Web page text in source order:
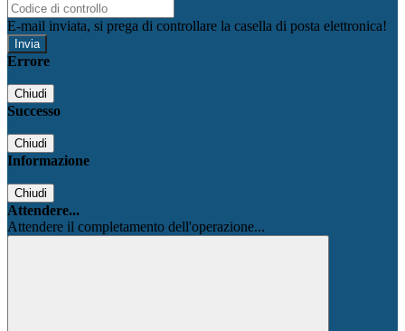
E-mail inviata, si prega di controllare la casella di posta elettronica!
Errore
Chiudi
Successo
Chiudi
Informazione
Chiudi
Attendere...
Attendere il completamento dell'operazione...